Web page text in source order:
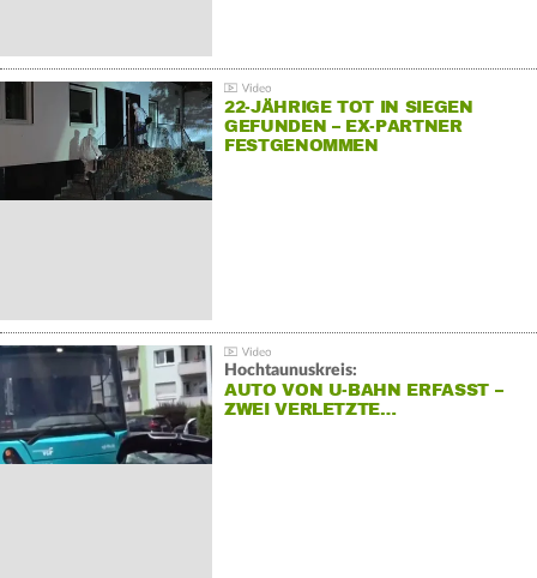
22-JÄHRIGE TOT IN SIEGEN
GEFUNDEN – EX-PARTNER
FESTGENOMMEN
Hochtaunuskreis:
AUTO VON U-BAHN ERFASST –
ZWEI VERLETZTE…